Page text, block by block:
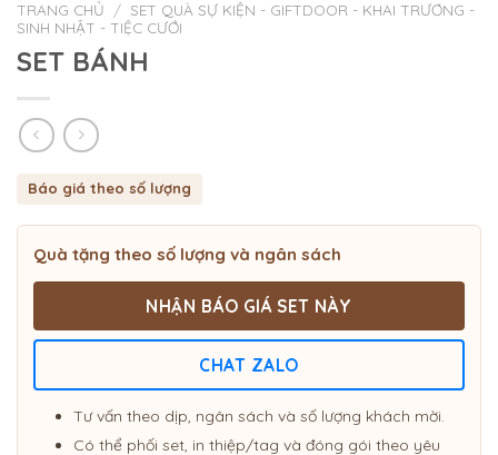
TRANG CHỦ / SET QUÀ SỰ KIỆN - GIFTDOOR - KHAI TRƯƠNG -
SINH NHẬT - TIỆC CƯỚI
SET BÁNH
Báo giá theo số lượng
Quà tặng theo số lượng và ngân sách
NHẬN BÁO GIÁ SET NÀY
CHAT ZALO
Tư vấn theo dịp, ngân sách và số lượng khách mời.
Có thể phối set, in thiệp/tag và đóng gói theo yêu